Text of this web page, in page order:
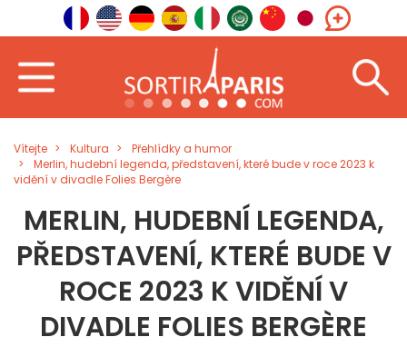
Vítejte Kultura
Přehlídky a humor
Merlin, hudební legenda, představení, které bude v roce 2023 k
vidění v divadle Folies Bergère
MERLIN, HUDEBNÍ LEGENDA,
PŘEDSTAVENÍ, KTERÉ BUDE V
ROCE 2023 K VIDĚNÍ V
DIVADLE FOLIES BERGÈRE